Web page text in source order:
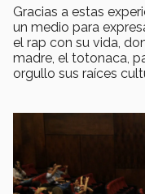
Gracias a estas
un medio para
el rap con su vida,
madre, el totonaca,
orgullo sus raíces